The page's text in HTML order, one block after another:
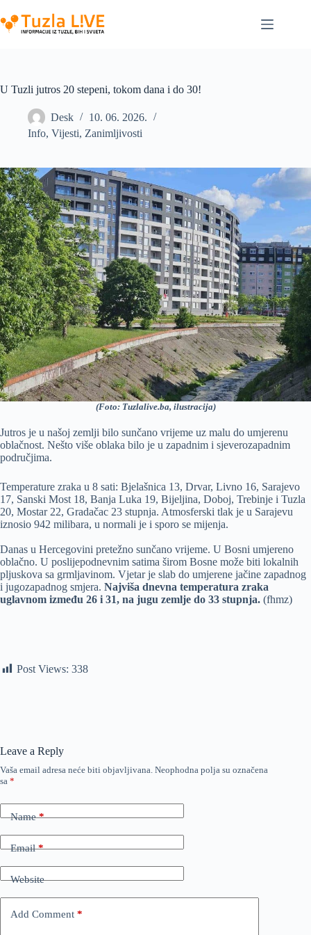
to
content
U Tuzli jutros 20 stepeni, tokom dana i do 30!
Desk
10. 06. 2026.
Info, Vijesti, Zanimljivosti
(Foto: Tuzlalive.ba, ilustracija)
Jutros je u našoj zemlji bilo sunčano vrijeme uz malu do umjerenu
oblačnost. Nešto više oblaka bilo je u zapadnim i sjeverozapadnim
područjima.
Temperature zraka u 8 sati: Bjelašnica 13, Drvar, Livno 16, Sarajevo
17, Sanski Most 18, Banja Luka 19, Bijeljina, Doboj, Trebinje i Tuzla
20, Mostar 22, Gradačac 23 stupnja. Atmosferski tlak je u Sarajevu
iznosio 942 milibara, u normali je i sporo se mijenja.
Danas u Hercegovini pretežno sunčano vrijeme. U Bosni umjereno
oblačno. U poslijepodnevnim satima širom Bosne može biti lokalnih
pljuskova sa grmljavinom. Vjetar je slab do umjerene jačine zapadnog
i jugozapadnog smjera. Najviša dnevna temperatura zraka
uglavnom između 26 i 31, na jugu zemlje do 33 stupnja. (fhmz)
Post Views: 338
Leave a Reply
Vaša email adresa neće biti objavljivana. Neophodna polja su označena
sa *
Name*
Email*
Website
Add Comment *